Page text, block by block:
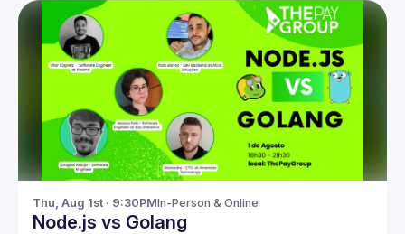
Thu, Aug 1st · 9:30PMIn-Person & Online
Node.js vs Golang